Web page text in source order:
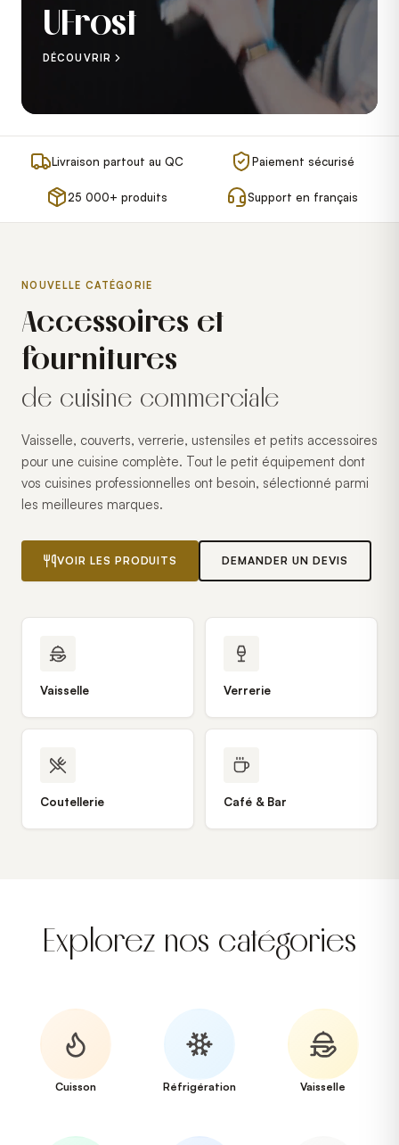
UFrost
DÉCOUVRIR
Livraison partout au QC Paiement sécurisé
25 000+ produits Support en français
NOUVELLE CATÉGORIE
Accessoires et
fournitures
de cuisine commerciale
Vaisselle, couverts, verrerie, ustensiles et petits accessoires
pour une cuisine complète. Tout le petit équipement dont
vos cuisines professionnelles ont besoin, sélectionné parmi
les meilleures marques.
VOIR LES PRODUITS DEMANDER UN DEVIS
Vaisselle Verrerie
Coutellerie Café & Bar
Explorez nos catégories
Cuisson Réfrigération Vaisselle